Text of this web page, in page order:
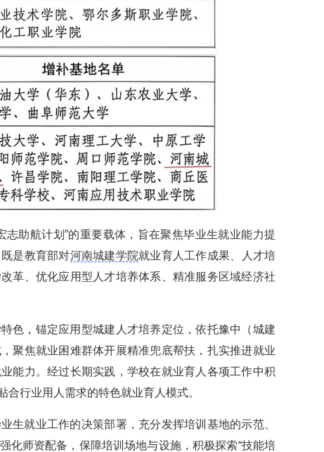
助航计划”的重要载体，旨在聚焦毕业生就业能力提
是教育部对河南城建学院就业育人工作成果、人才培
革、优化应用型人才培养体系、精准服务区域经济社
色，锚定应用型城建人才培养定位，依托豫中（城建
聚焦就业困难群体开展精准兜底帮扶，扎实推进就业
能力。经过长期实践，学校在就业育人各项工作中积
行业用人需求的特色就业育人模式。
生就业工作的决策部署，充分发挥培训基地的示范、
化师资配备，保障培训场地与设施，积极探索“技能培